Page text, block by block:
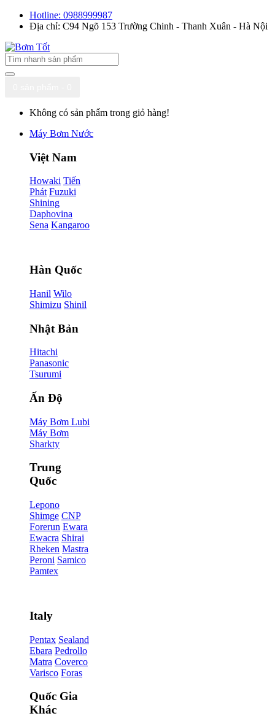
Hotline: 0988999987
Địa chỉ: C94 Ngõ 153 Trường Chinh - Thanh Xuân - Hà Nội
Không có sản phẩm trong giỏ hàng!
Máy Bơm Nước
Việt Nam
Howaki Tiến
Phát Fuzuki
Shining
Daphovina
Sena Kangaroo
Hàn Quốc
Hanil Wilo
Shimizu Shinil
Nhật Bản
Hitachi
Panasonic
Tsurumi
Ấn Độ
Máy Bơm Lubi
Máy Bơm
Sharkty
Trung
Quốc
Lepono
Shimge CNP
Forerun Ewara
Ewacra Shirai
Rheken Mastra
Peroni Samico
Pamtex
Italy
Pentax Sealand
Ebara Pedrollo
Matra Coverco
Varisco Foras
Quốc Gia
Khác